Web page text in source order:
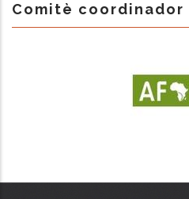
Comitè coordinador